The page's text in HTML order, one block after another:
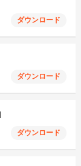
ダウンロード
ダウンロード
ダウンロード